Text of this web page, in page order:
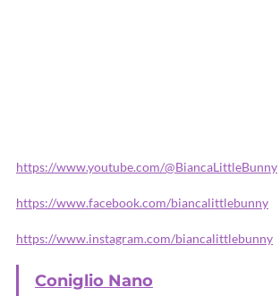
https://www.youtube.com/@BiancaLittleBunny
https://www.facebook.com/biancalittlebunny
https://www.instagram.com/biancalittlebunny
Coniglio Nano